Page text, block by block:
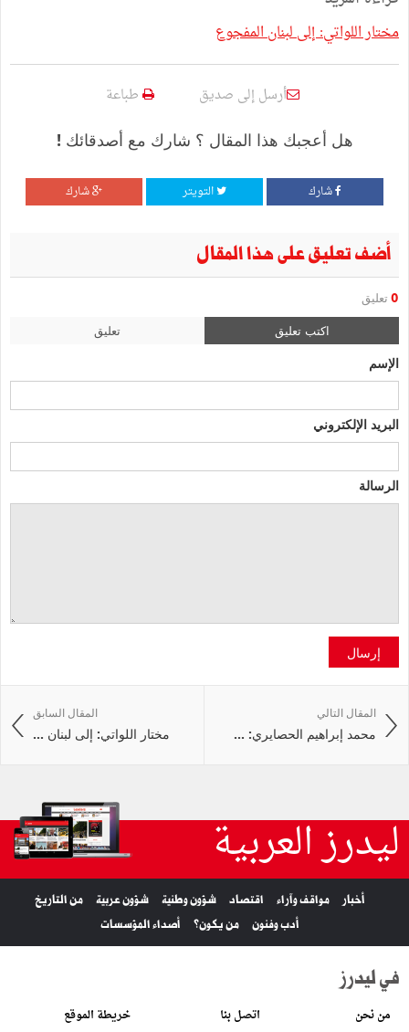
مختار اللواتي: إلى لبنان المفجوع
أرسل إلى صديق طباعة
هل أعجبك هذا المقال ؟ شارك مع أصدقائك !
شارك التويتر شارك
أضف تعليق على هذا المقال
0 تعليق
اكتب تعليق تعليق
الإسم
البريد الإلكتروني
الرسالة
إرسال
المقال السابق
مختار اللواتي: إلى لبنان ...
المقال التالي
محمد إبراهيم الحصايري: ...
ليدرز العربية
أخبار مواقف وآراء اقتصاد شؤون وطنية شؤون عربية
من التاريخ
أدب وفنون
من يكون؟ أصداء المؤسسات
في ليدرز
من نحن اتصل بنا خريطة الموقع